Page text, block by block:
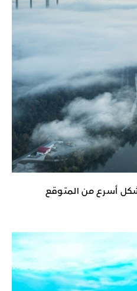
أسرع من المتوقع